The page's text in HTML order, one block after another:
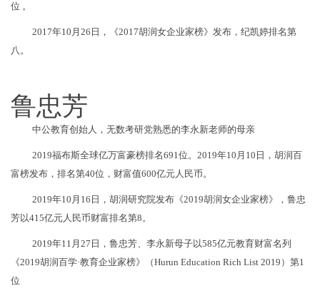
位 。
2017年10月26日，《2017胡润女企业家榜》发布，纪凯婷排名第
八。
鲁忠芳
中公教育创始人，无数考研党熟悉的李永新老师的母亲
2019福布斯全球亿万富豪榜排名691位。2019年10月10日，胡润百
富榜发布，排名第40位，财富值600亿元人民币。
2019年10月16日，胡润研究院发布《2019胡润女企业家榜》，鲁忠
芳以415亿元人民币财富排名第8。
2019年11月27日，鲁忠芳、李永新母子以585亿元教育财富名列
《2019胡润百学·教育企业家榜》（Hurun Education Rich List 2019）第1
位